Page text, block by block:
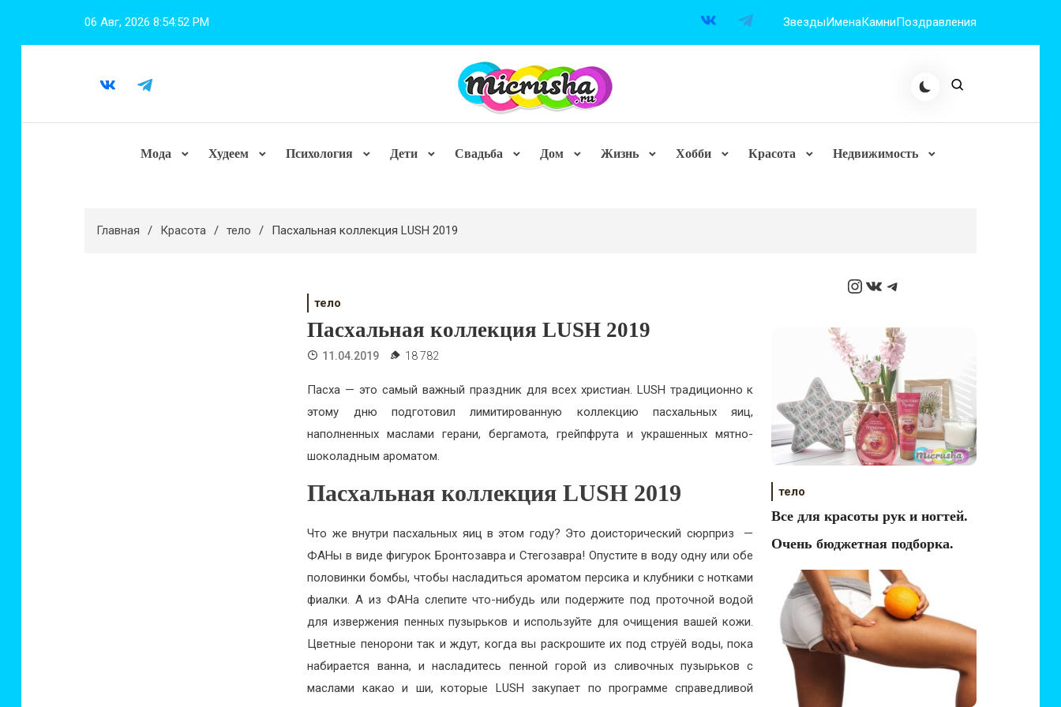
06 Авг, 2026 8:54:53 PM ЗвездыИменаКамниПоздравления
Мода Худеем Психология Дети Свадьба Дом Жизнь Хобби Красота Недвижимость
Главная Красота тело Пасхальная коллекция LUSH 2019
тело
Пасхальная коллекция LUSH 2019
11.04.2019 18 782
Пасха — это самый важный праздник для всех христиан. LUSH традиционно к
этому дню подготовил лимитированную коллекцию пасхальных яиц,
наполненных маслами герани, бергамота, грейпфрута и украшенных мятно-
шоколадным ароматом.
Пасхальная коллекция LUSH 2019
Что же внутри пасхальных яиц в этом году? Это доисторический сюрприз —
ФАНы в виде фигурок Бронтозавра и Стегозавра! Опустите в воду одну или обе
половинки бомбы, чтобы насладиться ароматом персика и клубники с нотками
фиалки. А из ФАНа слепите что-нибудь или подержите под проточной водой
для извержения пенных пузырьков и используйте для очищения вашей кожи.
Цветные пенорони так и ждут, когда вы раскрошите их под струёй воды, пока
набирается ванна, и насладитесь пенной горой из сливочных пузырьков с
маслами какао и ши, которые LUSH закупает по программе справедливой
Instagram
ВКонтакте
Telegram
тело
Все для красоты рук и ногтей.
Очень бюджетная подборка.